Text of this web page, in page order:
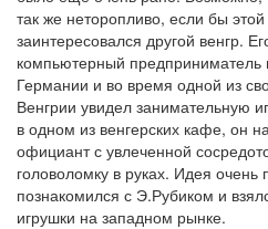
так же неторопливо, если бы
заинтересовался другой венгр.
компьютерный
Германии и во время одной из
Венгрии увидел занимательную
в одном из венгерских кафе, он
официант с увлеченной
головоломку в руках. Идея очень
познакомился с Э.Рубиком и
игрушки на западном рынке.